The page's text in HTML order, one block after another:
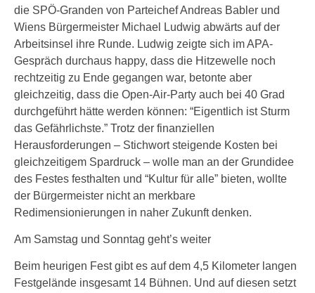
die SPÖ-Granden von Parteichef Andreas Babler und
Wiens Bürgermeister Michael Ludwig abwärts auf der
Arbeitsinsel ihre Runde. Ludwig zeigte sich im APA-
Gespräch durchaus happy, dass die Hitzewelle noch
rechtzeitig zu Ende gegangen war, betonte aber
gleichzeitig, dass die Open-Air-Party auch bei 40 Grad
durchgeführt hätte werden können: “Eigentlich ist Sturm
das Gefährlichste.” Trotz der finanziellen
Herausforderungen – Stichwort steigende Kosten bei
gleichzeitigem Spardruck – wolle man an der Grundidee
des Festes festhalten und “Kultur für alle” bieten, wollte
der Bürgermeister nicht an merkbare
Redimensionierungen in naher Zukunft denken.
Am Samstag und Sonntag geht’s weiter
Beim heurigen Fest gibt es auf dem 4,5 Kilometer langen
Festgelände insgesamt 14 Bühnen. Und auf diesen setzt